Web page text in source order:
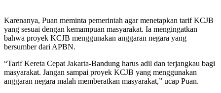
Karenanya, Puan meminta pemerintah agar menetapkan tarif KCJB
yang sesuai dengan kemampuan masyarakat. Ia mengingatkan
bahwa proyek KCJB menggunakan anggaran negara yang
bersumber dari APBN.
“Tarif Kereta Cepat Jakarta-Bandung harus adil dan terjangkau bagi
masyarakat. Jangan sampai proyek KCJB yang menggunakan
anggaran negara malah memberatkan masyarakat,” ucap Puan.